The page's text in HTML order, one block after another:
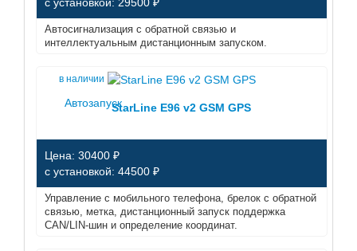
Автосигнализация с обратной связью и
интеллектуальным дистанционным запуском.
в наличии
АвтозапускStarLine E96 v2 GSM GPS
Цена: 30400 ₽
с установкой: 44500 ₽
Управление с мобильного телефона, брелок с обратной
связью, метка, дистанционный запуск поддержка
CAN/LIN-шин и определение координат.